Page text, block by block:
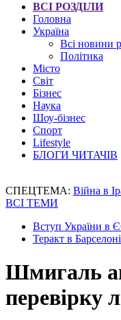
ВСІ РОЗДІЛИ
Головна
Україна
Всі новини
Політика
Місто
Світ
Бізнес
Наука
Шоу-бізнес
Спорт
Lifestyle
БЛОГИ ЧИТАЧІВ
СПЕЦТЕМА: Війна в
ВСІ ТЕМИ
Вступ України в
Теракт в Барселоні
Шмигаль
перевірку